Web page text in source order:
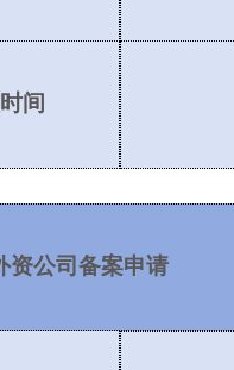
间
资公司备案申请